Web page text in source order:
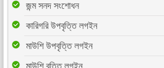
জন্ম সনদ সংশোধন
কারিগরি উপবৃত্তি লগইন
মাউশি উপবৃত্তি লগইন
মাউশি বৃত্তি লগইন